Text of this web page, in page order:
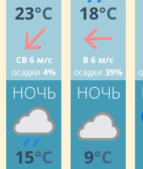
23°C
СВ 6 м/с
осадки 4%
НОЧЬ
15°C
18°C
В 6 м/с
осадки 39%
НОЧЬ
9°C